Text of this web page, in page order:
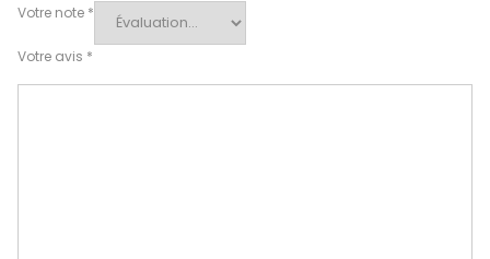
Votre note *
Votre avis *